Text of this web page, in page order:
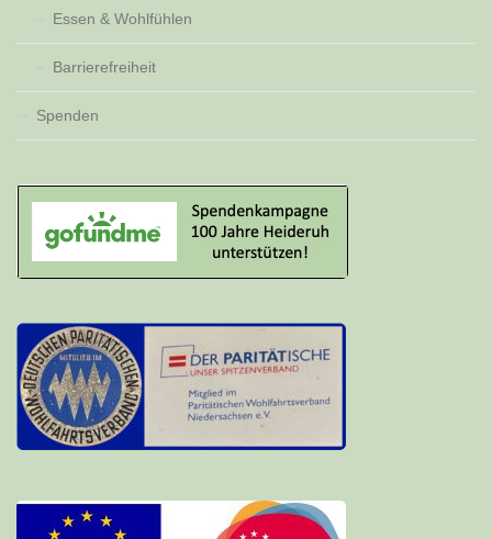
Essen & Wohlfühlen
Barrierefreiheit
Spenden